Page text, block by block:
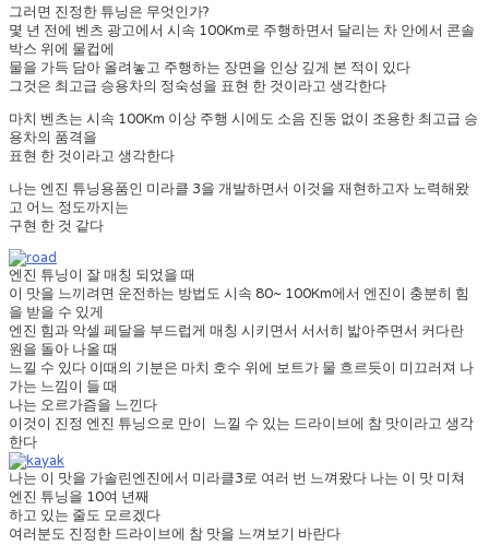
그러면 진정한 튜닝은 무엇인가?
몇 년 전에 벤츠 광고에서 시속 100Km로 주행하면서 달리는 차 안에서 콘솔
박스 위에 물컵에
물을 가득 담아 올려놓고 주행하는 장면을 인상 깊게 본 적이 있다
그것은 최고급 승용차의 정숙성을 표현 한 것이라고 생각한다
마치 벤츠는 시속 100Km 이상 주행 시에도 소음 진동 없이 조용한 최고급 승
용차의 품격을
표현 한 것이라고 생각한다
나는 엔진 튜닝용품인 미라클 3을 개발하면서 이것을 재현하고자 노력해왔
고 어느 정도까지는
구현 한 것 같다
엔진 튜닝이 잘 매칭 되었을 때
이 맛을 느끼려면 운전하는 방법도 시속 80~ 100Km에서 엔진이 충분히 힘
을 받을 수 있게
엔진 힘과 악셀 페달을 부드럽게 매칭 시키면서 서서히 밟아주면서 커다란
원을 돌아 나올 때
느낄 수 있다 이때의 기분은 마치 호수 위에 보트가 물 흐르듯이 미끄러져 나
가는 느낌이 들 때
나는 오르가즘을 느낀다
이것이 진정 엔진 튜닝으로 만이 느낄 수 있는 드라이브에 참 맛이라고 생각
한다
나는 이 맛을 가솔린엔진에서 미라클3로 여러 번 느껴왔다 나는 이 맛 미쳐
엔진 튜닝을 10여 년째
하고 있는 줄도 모르겠다
여러분도 진정한 드라이브에 참 맛을 느껴보기 바란다